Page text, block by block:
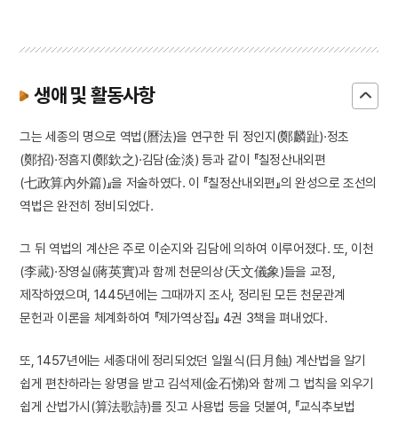
생애 및 활동사항
그는 세종의 명으로 역법(曆法)을 연구한 뒤 정인지(鄭麟趾)·정초
(鄭招)·정흠지(鄭欽之)·김담(金淡) 등과 같이 『칠정산내외편
(七政算內外篇)』을 저술하였다. 이 『칠정산내외편』의 완성으로 조선의
역법은 완전히 정비되었다.
그 뒤 역법의 계산은 주로 이순지와 김담에 의하여 이루어졌다. 또, 이천
(李蕆)·장영실(蔣英實)과 함께 천문의상(天文儀象)들을 교정,
제작하였으며, 1445년에는 그때까지 조사, 정리된 모든 천문관계
문헌과 이론을 체계화하여 『제가역상집』 4권 3책을 펴내었다.
또, 1457년에는 세종대에 정리되었던 일월식(日月蝕) 계산법을 알기
쉽게 편찬하라는 왕명을 받고 김석제(金石悌)와 함께 그 법칙을 외우기
쉽게 산법가시(算法歌詩)를 짓고 사용법 등을 덧붙여, 『교식추보법